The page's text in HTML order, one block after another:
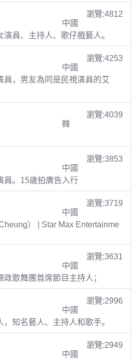
瀏覽:4812
中國
員、主持人、歌仔戲藝人。
瀏覽:4253
中國
員，男友為同是民視演員的艾
瀏覽:4039
韓
瀏覽:3853
中國
員。15歲拍廣告入行
瀏覽:3719
中國
） | Star Max Entertainme
瀏覽:3631
中國
歌舞團首席節目主持人；
瀏覽:2996
中國
知名藝人、主持人和歌手。
瀏覽:2949
中國